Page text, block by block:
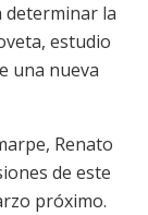
determinar la
estudio
una nueva
Renato
de este
próximo.